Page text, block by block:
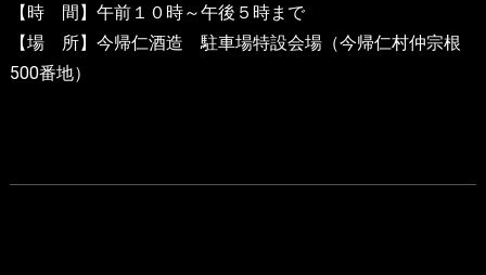
【時 間】午前１０時～午後５時まで
【場 所】今帰仁酒造 駐車場特設会場（今帰仁村仲宗根
500番地）